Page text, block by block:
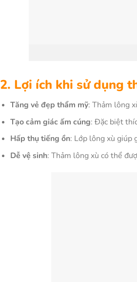
2. Lợi ích khi sử dụng
Tăng vẻ đẹp thẩm mỹ: Thảm lông
Tạo cảm giác ấm cúng: Đặc biệt
Hấp thụ tiếng ồn: Lớp lông xù giúp
Dễ vệ sinh: Thảm lông xù có thể